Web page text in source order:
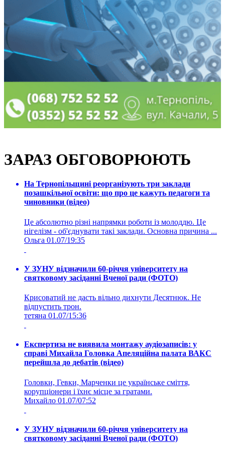
ЗАРАЗ ОБГОВОРЮЮТЬ
На Тернопільщині реорганізують три заклади
позашкільної освіти: що про це кажуть педагоги та
чиновники (відео)
Це абсолютно різні напрямки роботи із молоддю. Це
нігелізм - об'єднувати такі заклади. Основна причина ...
Ольга 01.07/19:35
У ЗУНУ відзначили 60-річчя університету на
святковому засіданні Вченої ради (ФОТО)
Крисоватий не дасть вільно дихнути Десятнюк. Не
відпустить трон.
тетяна 01.07/15:36
Експертиза не виявила монтажу аудіозаписів: у
справі Михайла Головка Апеляційна палата ВАКС
перейшла до дебатів (відео)
Головки, Гевки, Марченки це українське сміття,
корупціонери і їхнє місце за гратами.
Михайло 01.07/07:52
У ЗУНУ відзначили 60-річчя університету на
святковому засіданні Вченої ради (ФОТО)